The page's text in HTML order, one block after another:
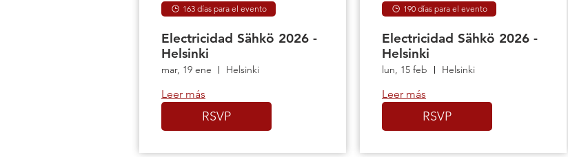
163 días para el evento
Electricidad Sähkö 2026 -
Helsinki
mar, 19 ene Helsinki
Leer más
RSVP
190 días para el evento
Electricidad Sähkö 2026 -
Helsinki
lun, 15 feb Helsinki
Leer más
RSVP